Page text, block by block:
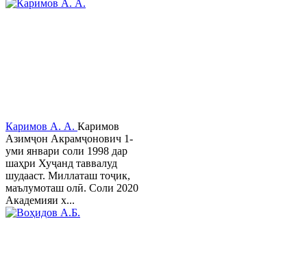
Каримов А. А. Каримов
Азимҷон Акрамҷонович 1-
уми январи соли 1998 дар
шаҳри Хуҷанд таввалуд
шудааст. Миллаташ тоҷик,
маълумоташ олӣ. Соли 2020
Академияи х...